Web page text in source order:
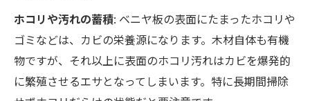
ホコリや汚れの蓄積: ベニヤ板の表面にたまったホコリや
ゴミなどは、カビの栄養源になります。木材自体も有機
物ですが、それ以上に表面のホコリ汚れはカビを爆発的
に繁殖させるエサとなってしまいます。特に長期間掃除